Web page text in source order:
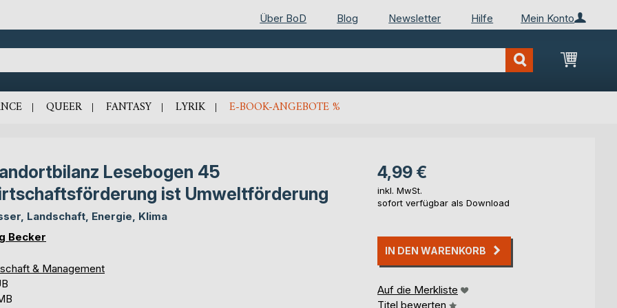
Mein Konto
Über BoD Blog Newsletter Hilfe
Mein
QUEER FANTASY LYRIK E-BOOK-ANGEBOTE %
Lesebogen 45
ist Umweltförderung
Landschaft, Energie, Klima
Becker
& Management
4,99 €
inkl. MwSt.
sofort verfügbar als Download
IN DEN WARENKORB
Auf die Merkliste
Titel bewerten